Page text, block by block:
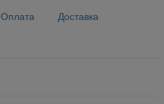
Оплата Доставка